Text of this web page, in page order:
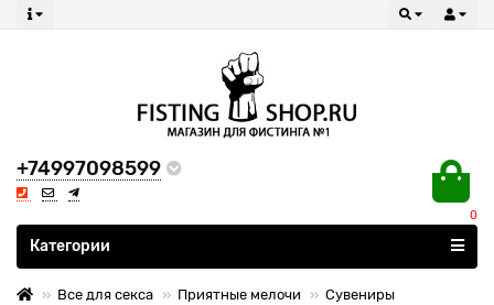
+74997098599
0
Все категории
Категории
Все для секса Приятные мелочи Сувениры